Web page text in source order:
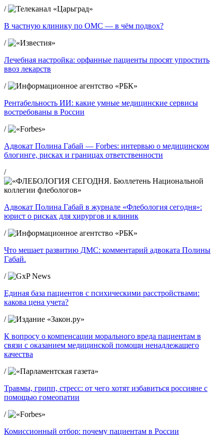
/
В частную клинику по ОМС — в чём подвох?
/
Лечебная настройка: орфанные пациенты просят упростить
ввоз лекарств
/
Рентабельность ИИ: какие умные медицинские сервисы
востребованы в России
/
Адвокат Полина Габай — Forbes: интервью о медицинском
блогинге, рисках и границах ответственности
/
Адвокат Полина Габай в журнале «Флебология сегодня»:
юрист о рисках для хирургов и клиник
/
Что мешает развитию ДМС: комментарий адвоката Полины
Габай.
/
Единая база пациентов с психическими расстройствами:
какова цена учета?
/
К вопросу о компенсации морального вреда пациентам в
связи с оказанием медицинской помощи ненадлежащего
качества
/
Травмы, грипп, стресс: от чего хотят избавиться россияне с
помощью гомеопатии
/
Комиссионный отбор: почему пациентам в России